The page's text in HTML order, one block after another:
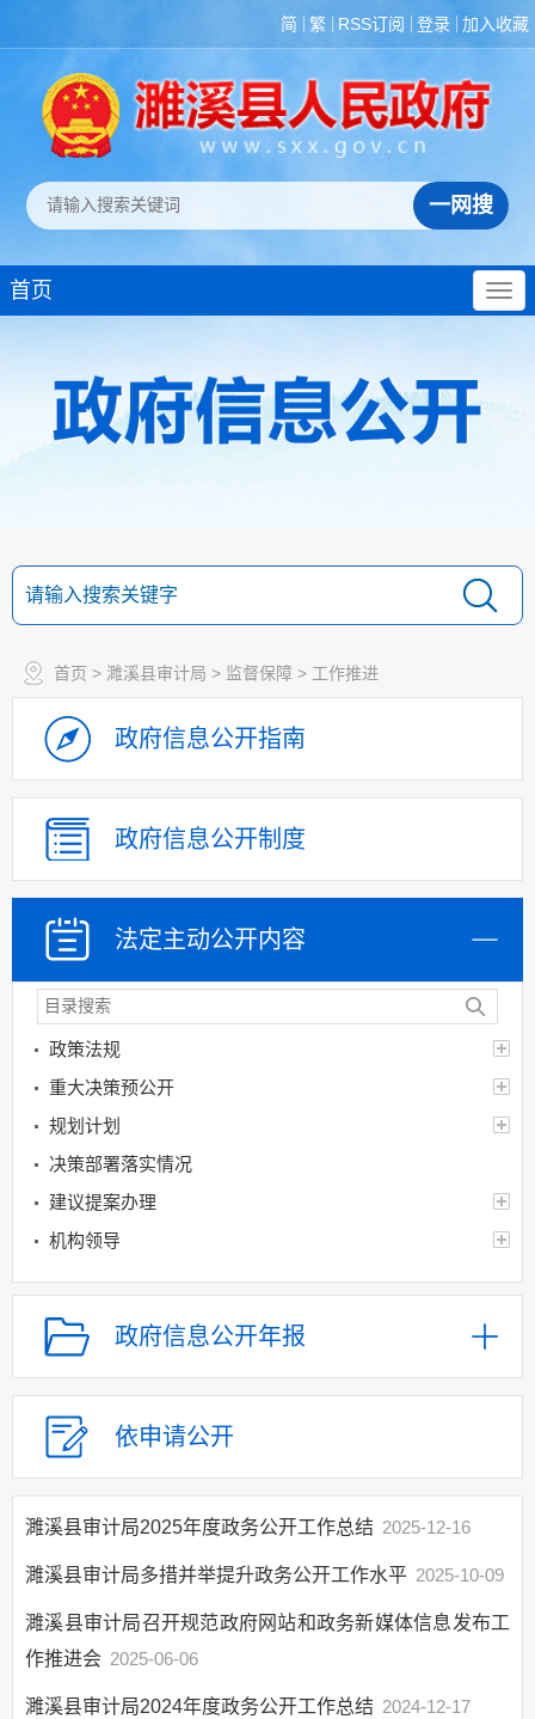
简 繁 RSS订阅 登录 加入收藏
首页
首页 > 濉溪县审计局 > 监督保障 > 工作推进
政府信息公开指南
政府信息公开制度
法定主动公开内容
政策法规
重大决策预公开
规划计划
决策部署落实情况
建议提案办理
机构领导
机构设置
人事信息
财政资金
应急管理
乡村振兴（精准脱贫）
整情况
公共服务和中介服务
行政权力运行
网上政务服务
招标采购
政府信息公开年报
依申请公开
濉溪县审计局2025年度政务公开工作总结 2025-12-16
濉溪县审计局多措并举提升政务公开工作水平 2025-10-09
濉溪县审计局召开规范政府网站和政务新媒体信息发布工
作推进会‍ 2025-06-06
濉溪县审计局2024年度政务公开工作总结 2024-12-17